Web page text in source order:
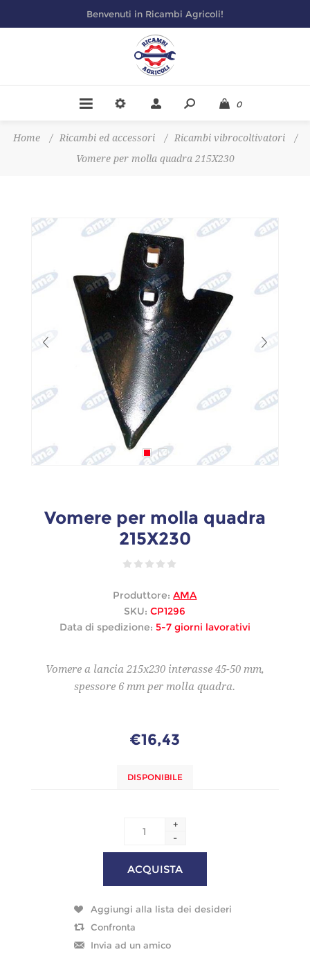
Benvenuti in Ricambi Agricoli!
0
Home / Ricambi ed accessori / Ricambi vibrocoltivatori
/
Vomere per molla quadra 215X230
Vomere per molla quadra
215X230
Produttore: AMA
SKU: CP1296
Data di spedizione: 5-7 giorni lavorativi
Vomere a lancia 215x230 interasse 45-50 mm,
spessore 6 mm per molla quadra.
€16,43
DISPONIBILE
+
-